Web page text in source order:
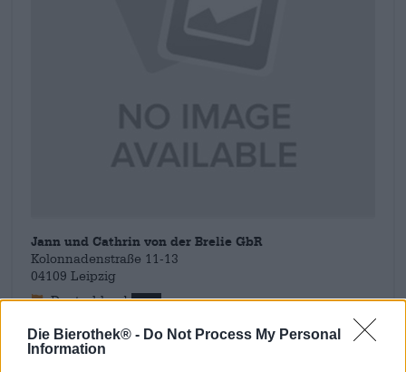
Die Bierothek® - Do Not Process My Personal
Information
Jann und Cathrin von der Brelie GbR
Kolonnadenstraße 11-13
04109 Leipzig
Deutschland
info@weisse-elster.com